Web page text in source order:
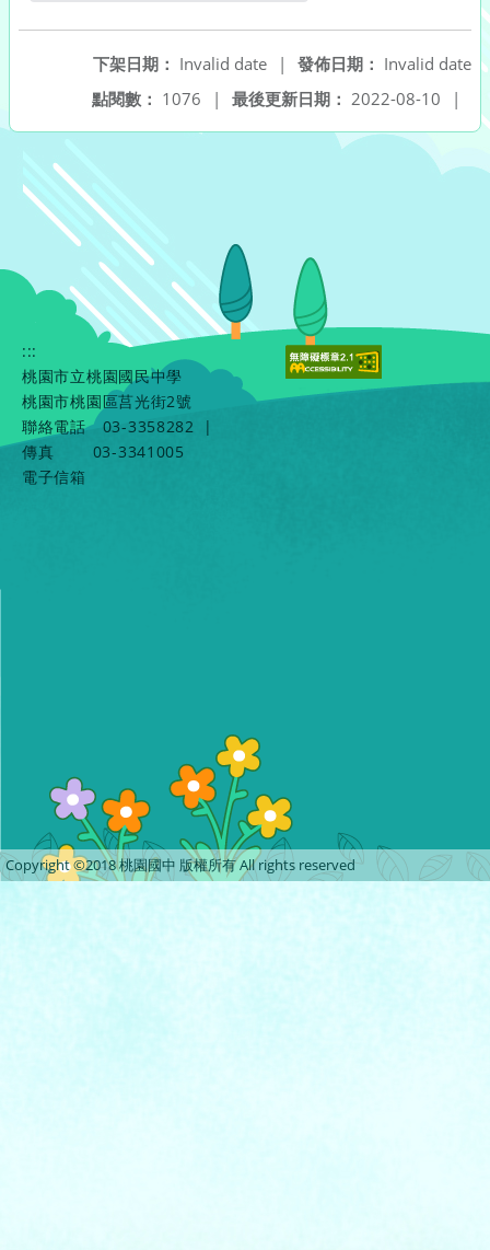
發佈日期： Invalid date
下架日期： Invalid date
|
最後更新日期： 2022-08-10 |
點閱數： 1076 |
:::
桃園市立桃園國民中學
桃園市桃園區莒光街2號
聯絡電話
03-3358282
|
傳真
03-3341005
電子信箱
Copyright ©2018 桃園國中 版權所有 All rights reserved